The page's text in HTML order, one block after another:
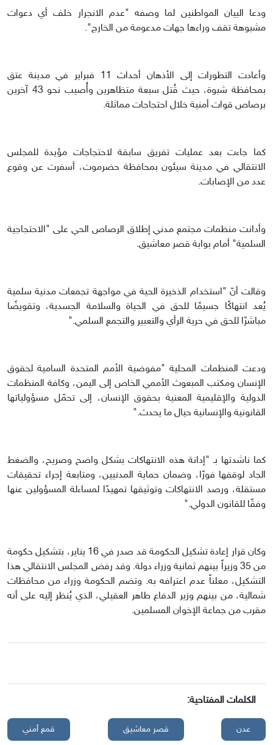
ودعا البيان المواطنين لما وصفه "عدم الانجرار خلف أي دعوات
مشبوهة تقف وراءها جهات مدعومة من الخارج".
وأعادت التطورات إلى الأذهان أحداث 11 فبراير في مدينة عتق
بمحافظة شبوة، حيث قُتل سبعة متظاهرين وأُصيب نحو 43 آخرين
برصاص قوات أمنية خلال احتجاجات مماثلة.
كما جاءت بعد عمليات تفريق سابقة لاحتجاجات مؤيدة للمجلس
الانتقالي في مدينة سيئون بمحافظة حضرموت، أسفرت عن وقوع
عدد من الإصابات.
وأدانت منظمات مجتمع مدني إطلاق الرصاص الحي على "الاحتجاجية
السلمية" أمام بوابة قصر معاشيق.
وقالت أنّ "استخدام الذخيرة الحية في مواجهة تجمعات مدنية سلمية
يُعد انتهاكًا جسيمًا للحق في الحياة والسلامة الجسدية، وتقويضًا
مباشرًا للحق في حرية الرأي والتعبير والتجمع السلمي."
ودعت المنظمات المحلية "مفوضية الأمم المتحدة السامية لحقوق
الإنسان ومكتب المبعوث الأممي الخاص إلى اليمن، وكافة المنظمات
الدولية والإقليمية المعنية بحقوق الإنسان، إلى تحمّل مسؤولياتها
القانونية والإنسانية حيال ما يحدث."
كما ناشدتها بـ "إدانة هذه الانتهاكات بشكل واضح وصريح، والضغط
الجاد لوقفها فورًا، وضمان حماية المدنيين، ومتابعة إجراء تحقيقات
مستقلة، ورصد الانتهاكات وتوثيقها تمهيدًا لمساءلة المسؤولين عنها
وفقًا للقانون الدولي."
وكان قرار إعادة تشكيل الحكومة قد صدر في 16 يناير، بتشكيل حكومة
من 35 وزيراً بينهم ثمانية وزراء دولة. وقد رفض المجلس الانتقالي هذا
التشكيل، معلناً عدم اعترافه به. وتضم الحكومة وزراء من محافظات
شمالية، من بينهم وزير الدفاع طاهر العقيلي، الذي يُنظر إليه على أنه
مقرب من جماعة الإخوان المسلمين.
الكلمات المفتاحية:
عدن قصر معاشيق قمع أمني